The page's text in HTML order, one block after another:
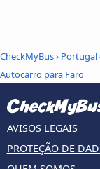
CheckMyBus› Portugal
Autocarro para Faro
AVISOS LEGAIS
PROTEÇÃO DE